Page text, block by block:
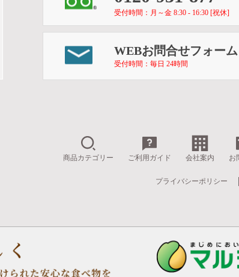
受付時間：月～金 8:30 - 16:30 [祝休]
WEBお問合せフォーム
受付時間：毎日 24時間
商品カテゴリー ご利用ガイド 会社案内 お
プライバシーポリシー